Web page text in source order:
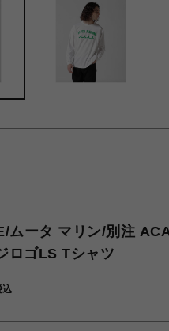
ムータ マリン/別注
ロゴLS Tシャツ
込